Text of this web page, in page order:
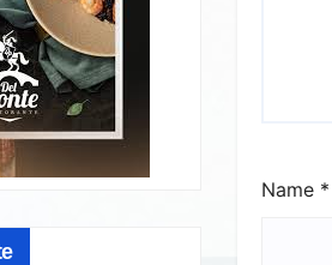
Name *